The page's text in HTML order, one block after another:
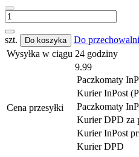
szt. Do koszyka
Do przechowalni
Wysyłka w ciągu 24 godziny
Cena przesyłki
9.99
Paczkomaty
Kurier InPost
Paczkomaty
Kurier DPD za
Kurier InPost
Kurier DPD